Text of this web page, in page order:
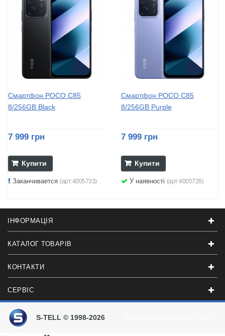
Смартфон POCO C85
8/256GB Black
7 999 грн
Купити
Заканчивается (арт:4005733)
Смартфон POCO C85
8/256GB Purple
7 999 грн
Купити
У наявності (арт:4005728)
ІНФОРМАЦІЯ
КАТАЛОГ ТОВАРІВ
КОНТАКТИ
СЕРВІС
S-TELL © 1998-2026